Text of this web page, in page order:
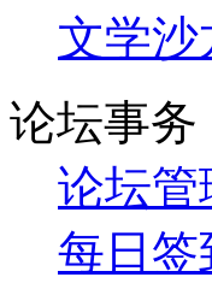
文学沙
论坛事务
论坛管
每日签